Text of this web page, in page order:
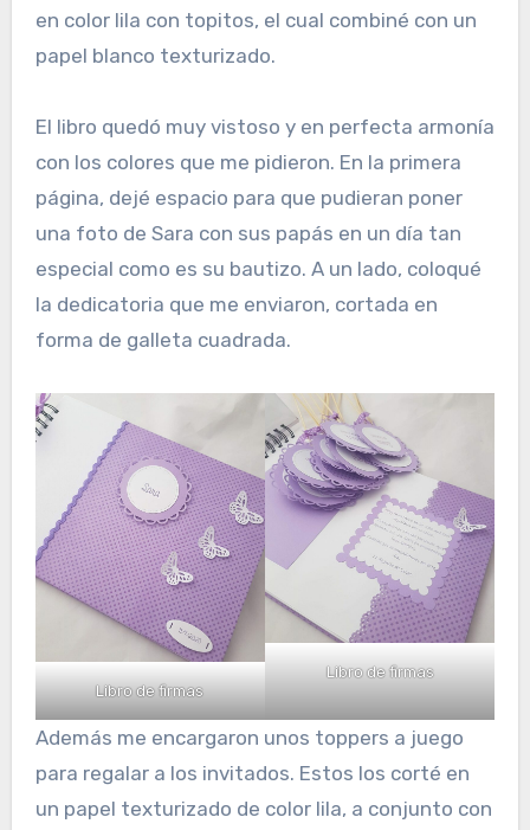
en color lila con topitos, el cual combiné con un
papel blanco texturizado.
El libro quedó muy vistoso y en perfecta armonía
con los colores que me pidieron. En la primera
página, dejé espacio para que pudieran poner
una foto de Sara con sus papás en un día tan
especial como es su bautizo. A un lado, coloqué
la dedicatoria que me enviaron, cortada en
forma de galleta cuadrada.
Libro de firmas
Libro de firmas
Además me encargaron unos toppers a juego
para regalar a los invitados. Estos los corté en
un papel texturizado de color lila, a conjunto con